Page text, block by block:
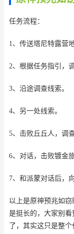
任务流程：
1、传送塔尼特露营
2、根据任务指引，
3、沿途调查线索。
4、另一处线索。
5、击败丘丘人，调
6、对话，击败镀金旅
7、和派蒙对话后，
以上是原神预兆如
是挺长的，大家别看
了，其实这只是整